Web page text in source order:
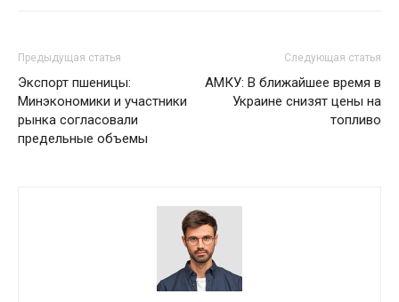
Предыдущая статья
Экспорт пшеницы:
Минэкономики и участники
рынка согласовали
предельные объемы
Следующая статья
АМКУ: В ближайшее время в
Украине снизят цены на
топливо